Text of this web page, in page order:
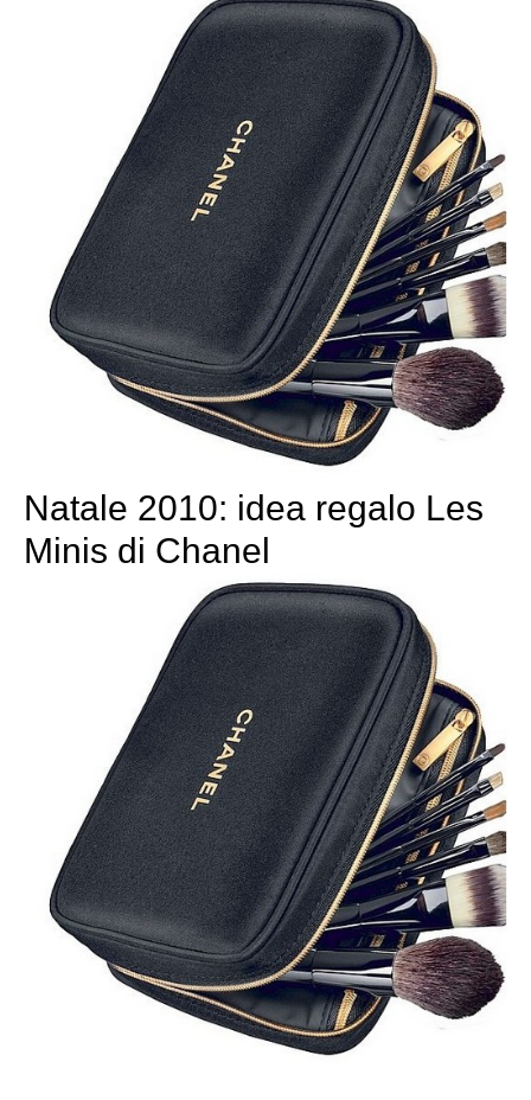
Natale 2010: idea regalo Les
Minis di Chanel